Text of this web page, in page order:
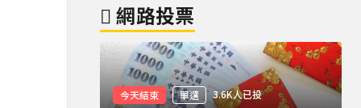
網路投票
今天結束 單選 3.6K人已投